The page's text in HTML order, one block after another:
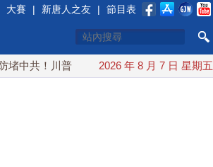
大賽 | 新唐人之友 | 節目表
中共！川普簽行政令 對多晶矽課15%關稅
2026 年 8 月 7 日 星期五